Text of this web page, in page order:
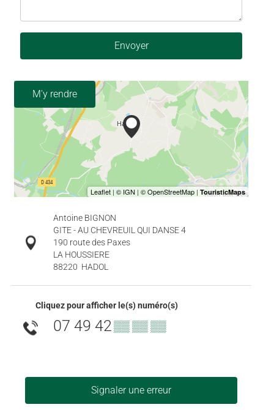
Envoyer
M'y rendre
Antoine BIGNON
GITE - AU CHEVREUIL QUI DANSE 4
190 route des Paxes
LA HOUSSIERE
88220 HADOL
Cliquez pour afficher le(s) numéro(s)
07 49 42▒▒ ▒▒ ▒▒
Signaler une erreur